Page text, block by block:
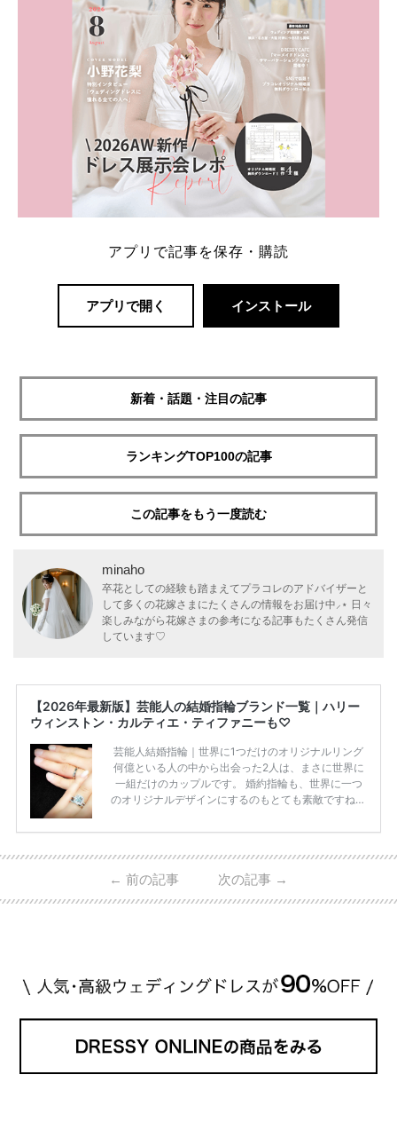
アプリで記事を保存・購読
アプリで開く インストール
新着・話題・注目の記事
ランキングTOP100の記事
この記事をもう一度読む
minaho
卒花としての経験も踏まえてプラコレのアドバイザーと
して多くの花嫁さまにたくさんの情報をお届け中⸝⋆ 日々
楽しみながら花嫁さまの参考になる記事もたくさん発信
しています♡
【2026年最新版】芸能人の結婚指輪ブランド一覧｜ハリー
ウィンストン・カルティエ・ティファニーも♡
芸能人結婚指輪｜世界に1つだけのオリジナルリング
何億といる人の中から出会った2人は、まさに世界に
一組だけのカップルです。 婚約指輪も、世界に一つ
のオリジナルデザインにするのもとても素敵ですね♡
のを形にするのも想い出になります。 上戸彩さん・H
HPより引用 2011年9月に結婚した女優の上戸彩さん
とEXILEのHIROさん。 上戸さんに贈った婚約指輪
← 前の記事 次の記事 →